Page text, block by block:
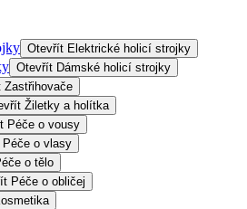
Otevřít Elektrické holicí strojky
Otevřít Dámské holicí strojky
Zastřihovače
Žiletky a holítka
Péče o vousy
Péče o vlasy
o tělo
Péče o obličej